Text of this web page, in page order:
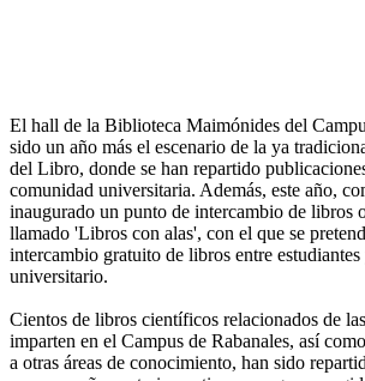
El hall de la Biblioteca Maimónides del
sido un año más el escenario de la ya
del Libro, donde se han repartido
comunidad universitaria. Además, este año,
inaugurado un punto de intercambio de libros
llamado 'Libros con alas', con el que se
intercambio gratuito de libros entre estudiantes
universitario.
Cientos de libros científicos relacionados de
imparten en el Campus de Rabanales, así
a otras áreas de conocimiento, han sido